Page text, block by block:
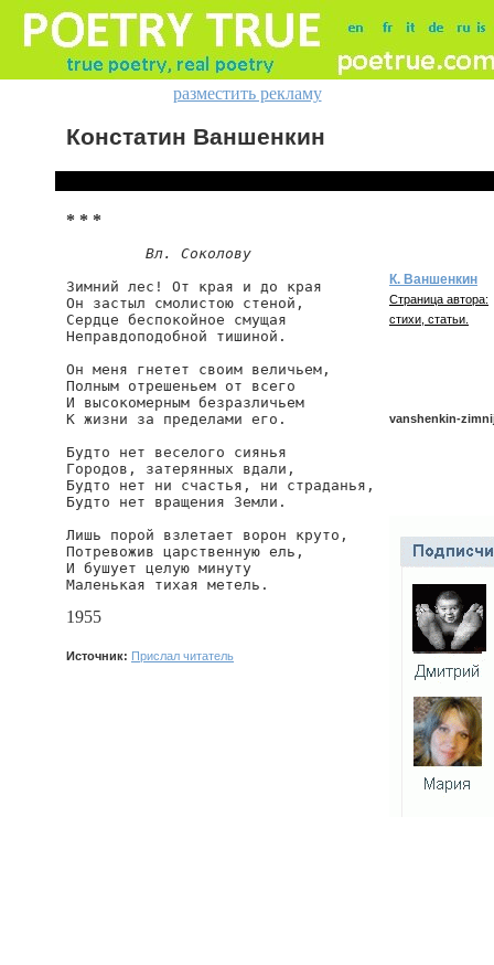
разместить рекламу
Констатин Ваншенкин
* * *
Вл. Соколову
Зимний лес! От края и до края
Он застыл смолистою стеной,
Сердце беспокойное смущая
Неправдоподобной тишиной.
Он меня гнетет своим величьем,
Полным отрешеньем от всего
И высокомерным безразличьем
К жизни за пределами его.
Будто нет веселого сиянья
Городов, затерянных вдали,
Будто нет ни счастья, ни страданья,
Будто нет вращения Земли.
Лишь порой взлетает ворон круто,
Потревожив царственную ель,
И бушует целую минуту
Маленькая тихая метель.
1955
Источник: Прислал читатель
К. Ваншенкин
Страница автора:
стихи, статьи.
vanshenkin-